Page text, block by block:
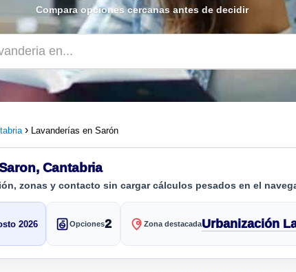
Compara opciones cercanas antes de decidir
Lavanderías en Sarón
Cantabria
zonas y contacto sin cargar cálculos pesados en el
2026 Opciones2 Zona destacadaUrbanización